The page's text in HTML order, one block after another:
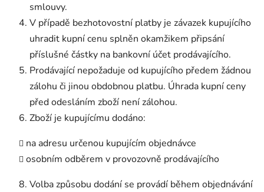
smlouvy.
V případě bezhotovostní platby je závazek kupujícího
uhradit kupní cenu splněn okamžikem připsání
příslušné částky na bankovní účet prodávajícího.
Prodávající nepožaduje od kupujícího předem žádnou
zálohu či jinou obdobnou platbu. Úhrada kupní ceny
před odesláním zboží není zálohou.
Zboží je kupujícímu dodáno:
na adresu určenou kupujícím objednávce
osobním odběrem v provozovně prodávajícího
Volba způsobu dodání se provádí během objednávání